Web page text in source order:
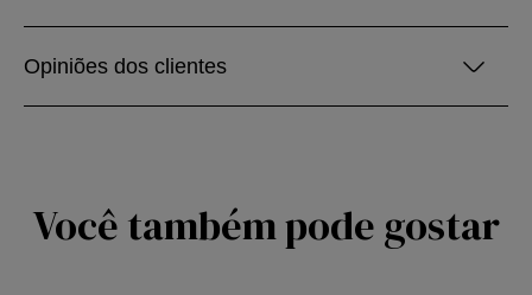
Opiniões dos clientes
Você também pode gostar